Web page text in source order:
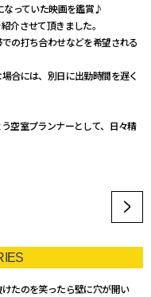
っていた映画を鑑賞♪
介させて頂きました。
の打ち合わせなどを希望される
合には、別日に出勤時間を遅く
空室プランナーとして、日々精
たのを笑ったら壁に穴が開い